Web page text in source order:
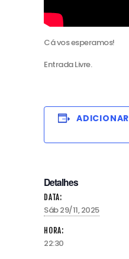
Cá vos esperamos!
Entrada Livre.
Detalhes
DATA:
Sáb 29/11, 2025
HORA:
22:30